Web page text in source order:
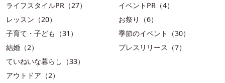
ライフスタイルPR（27）
レッスン（20）
子育て・子ども（31）
結婚（2）
ていねいな暮らし（33）
アウトドア（2）
イベントPR（4）
お祭り（6）
季節のイベント（30）
プレスリリース（7）